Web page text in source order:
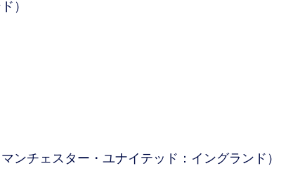
）
チェスター・ユナイテッド：イングランド）